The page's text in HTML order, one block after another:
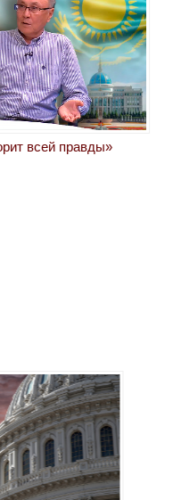
всей правды»